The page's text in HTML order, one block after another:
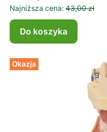
Najniższa cena: 43,00 zł
Do koszyka
Okazja